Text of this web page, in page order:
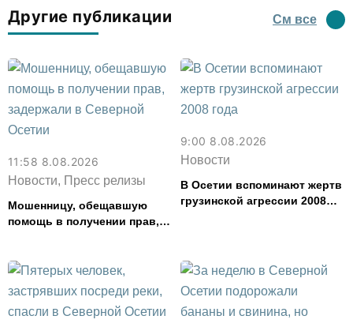
Другие публикации См все
11:58 8.08.2026
Новости, Пресс релизы
Мошенницу, обещавшую
помощь в получении прав,
9:00 8.08.2026
Новости
В Осетии вспоминают жертв
грузинской агрессии 2008